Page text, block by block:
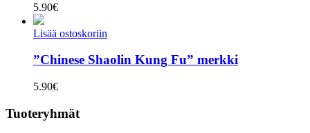
5.90€
Lisää ostoskoriin
”Chinese Shaolin Kung Fu” merkki
5.90€
Tuoteryhmät